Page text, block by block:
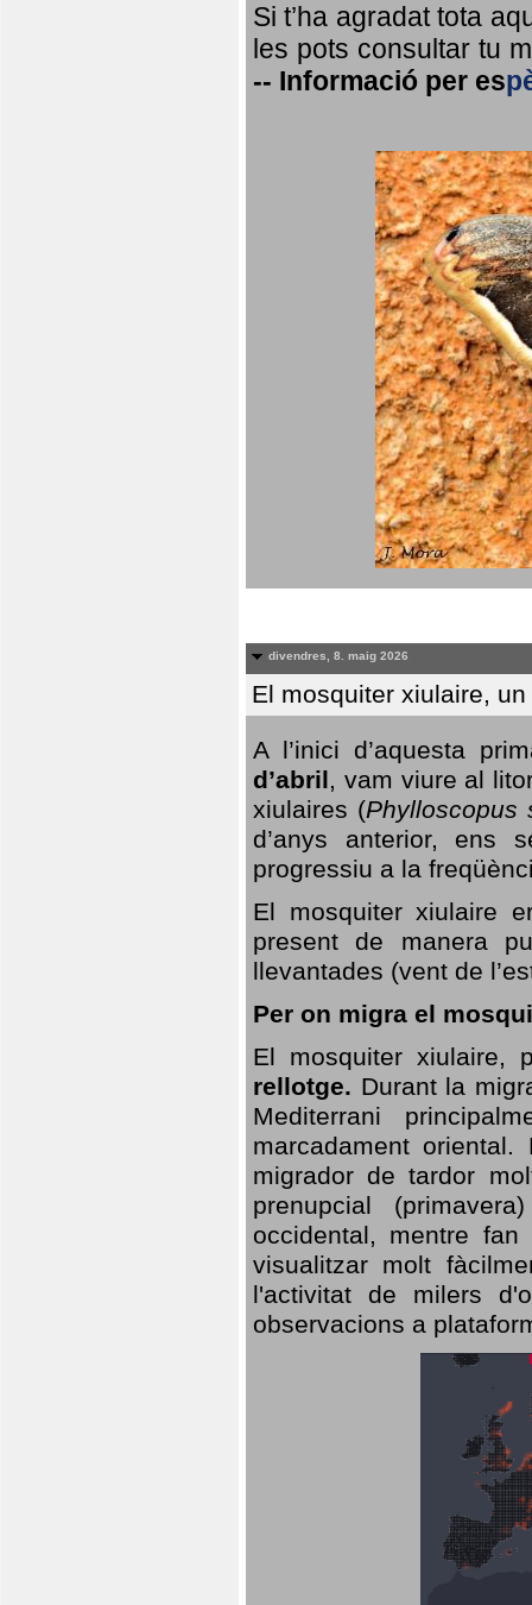
Si t’ha agradat tota
les pots consultar tu
-- Informació per es
divendres, 8. maig 2026
El mosquiter xiulaire,
A l’inici d’aquesta
d’abril, vam viure al
xiulaires (Phylloscopus
d’anys anterior, ens
progressiu a la
El mosquiter xiulaire
present de manera
llevantades (vent de
Per on migra el
El mosquiter xiulaire,
rellotge. Durant la
Mediterrani
marcadament
migrador de tardor
prenupcial
occidental, mentre
visualitzar molt
l'activitat de milers
observacions a